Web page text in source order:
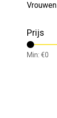
Vrouwen
Prijs
Min: €0